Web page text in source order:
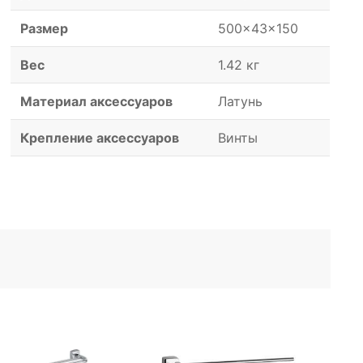
Размер 500x43x150
Вес 1.42 кг
Материал аксессуаров Латунь
Крепление аксессуаров Винты